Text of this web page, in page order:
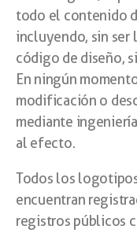
todo el contenido
incluyendo, sin
código de diseño,
En ningún
modificación o
mediante
al efecto.
Todos los logotipos
encuentran
registros públicos